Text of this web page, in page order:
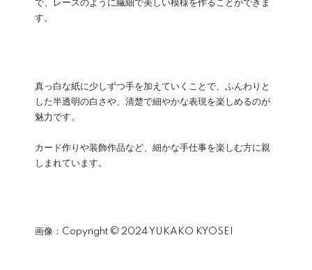
で、レースのように繊細で美しい模様を作ることができま
す。
真っ白な紙に少しずつ手を加えていくことで、ふんわりと
した半透明の白さや、清楚で細やかな表現を楽しめるのが
魅力です。
カード作りや装飾作品など、細かな手仕事を楽しむ方に親
しまれています。
画像：Copyright © 2024 YUKAKO KYOSEI